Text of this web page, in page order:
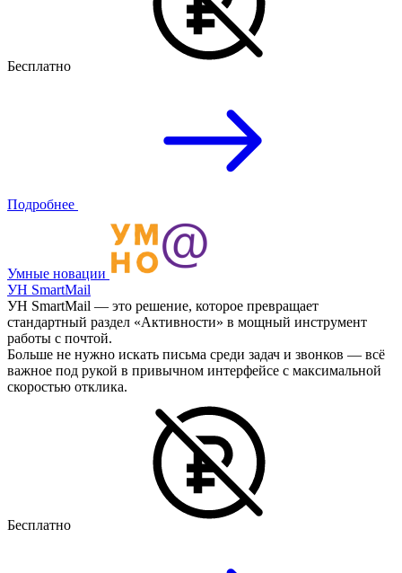
Бесплатно
Подробнее
Умные новации
УН SmartMail
УН SmartMail — это решение, которое превращает
стандартный раздел «Активности» в мощный инструмент
работы с почтой.
Больше не нужно искать письма среди задач и звонков — всё
важное под рукой в привычном интерфейсе с максимальной
скоростью отклика.
Бесплатно